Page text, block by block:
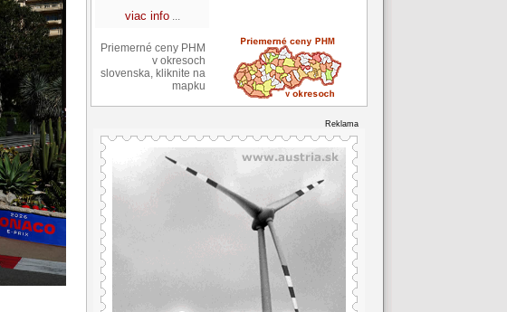
viac info...
Priemerné ceny PHM
v okresoch
slovenska, kliknite na
mapku
Reklama